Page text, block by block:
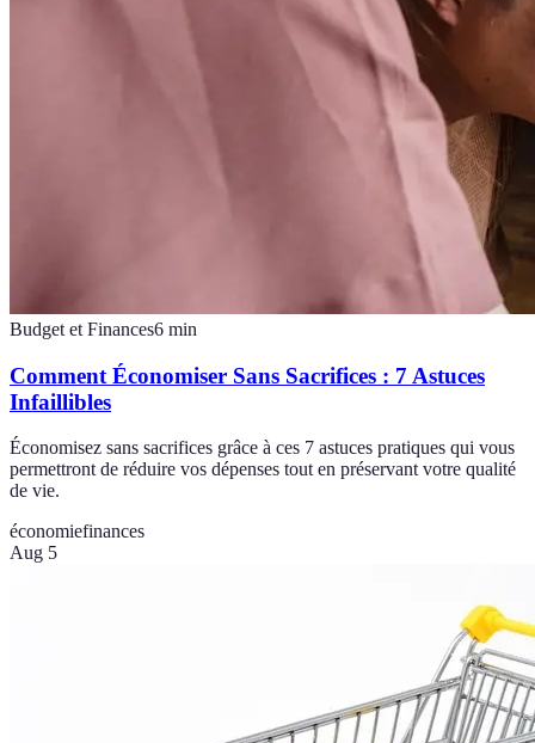
Budget et Finances6 min
Comment Économiser Sans Sacrifices : 7 Astuces
Infaillibles
Économisez sans sacrifices grâce à ces 7 astuces pratiques qui vous
permettront de réduire vos dépenses tout en préservant votre qualité
de vie.
économiefinances
Aug 5